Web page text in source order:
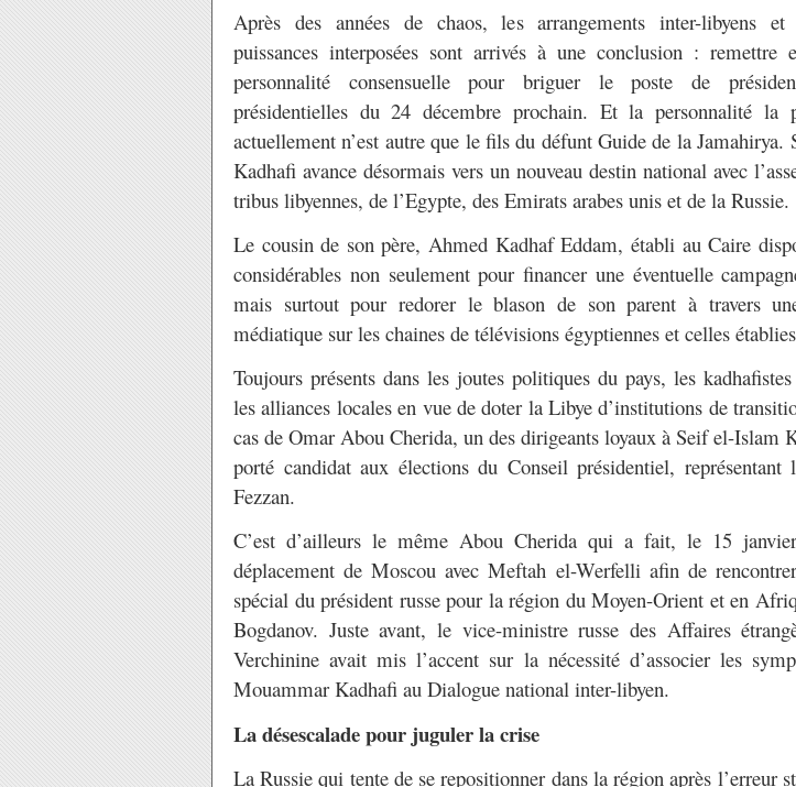
Après des années de chaos, les arrangements inter-libyens
puissances interposées sont arrivés à une conclusion : remettre
personnalité consensuelle pour briguer le poste de
présidentielles du 24 décembre prochain. Et la personnalité la
actuellement n’est autre que le fils du défunt Guide de la Jamahirya.
Kadhafi avance désormais vers un nouveau destin national avec
tribus libyennes, de l’Egypte, des Emirats arabes unis et de la Russie.
Le cousin de son père, Ahmed Kadhaf Eddam, établi au Caire
considérables non seulement pour financer une éventuelle
mais surtout pour redorer le blason de son parent à travers
médiatique sur les chaines de télévisions égyptiennes et celles
Toujours présents dans les joutes politiques du pays, les
les alliances locales en vue de doter la Libye d’institutions de
cas de Omar Abou Cherida, un des dirigeants loyaux à Seif el-Islam
porté candidat aux élections du Conseil présidentiel, représentant
Fezzan.
C’est d’ailleurs le même Abou Cherida qui a fait, le 15
déplacement de Moscou avec Meftah el-Werfelli afin de
spécial du président russe pour la région du Moyen-Orient et en
Bogdanov. Juste avant, le vice-ministre russe des Affaires
Verchinine avait mis l’accent sur la nécessité d’associer les
Mouammar Kadhafi au Dialogue national inter-libyen.
La désescalade pour juguler la crise
La Russie qui tente de se repositionner dans la région après l’erreur